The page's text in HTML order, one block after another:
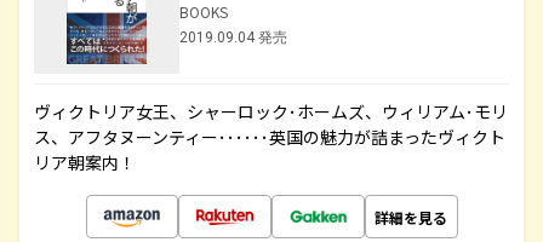
BOOKS
2019.09.04 発売
ヴィクトリア女王、シャーロック･ホームズ、ウィリアム･モリ
ス、アフタヌーンティー･･････英国の魅力が詰まったヴィクト
リア朝案内！
詳細を見る